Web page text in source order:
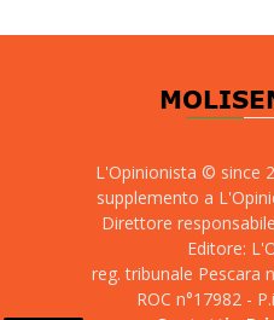
L'Opinionista © since
supplemento a
Direttore
Editore:
reg. tribunale Pescara
ROC n°17982 -